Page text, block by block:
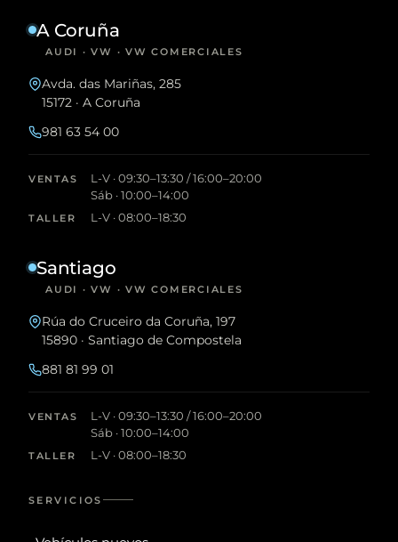
A Coruña
AUDI · VW · VW COMERCIALES
Avda. das Mariñas, 285
15172 · A Coruña
981 63 54 00
VENTAS
L-V · 09:30–13:30 / 16:00–20:00
Sáb · 10:00–14:00
TALLER L-V · 08:00–18:30
Santiago
AUDI · VW · VW COMERCIALES
Rúa do Cruceiro da Coruña, 197
15890 · Santiago de Compostela
881 81 99 01
VENTAS
L-V · 09:30–13:30 / 16:00–20:00
Sáb · 10:00–14:00
TALLER L-V · 08:00–18:30
SERVICIOS